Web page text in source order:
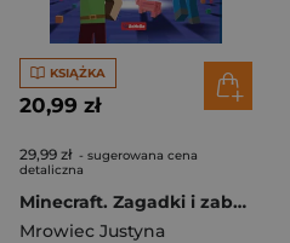
KSIĄŻKA
20,99 zł
29,99 zł - sugerowana cena
detaliczna
Minecraft. Zagadki i zabawy edukacyjne
Mrowiec Justyna